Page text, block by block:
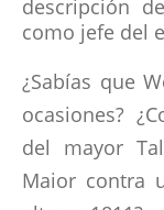
descripción
como jefe del
¿Sabías que
ocasiones?
del mayor
Maior contra